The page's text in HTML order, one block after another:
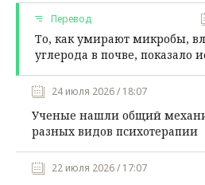
Перевод
То, как умирают микробы,
углерода в почве, показало
24 июля 2026 / 18:07
Ученые нашли общий
разных видов психотерапии
22 июля 2026 / 17:07